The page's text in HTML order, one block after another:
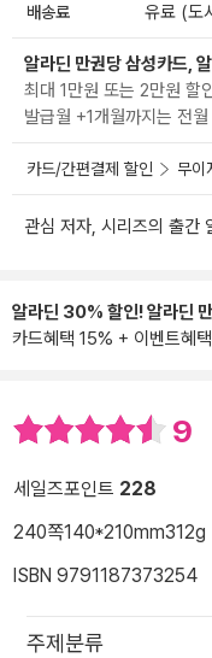
배송료 유료 (도
알라딘 만권당 삼성카드,
최대 1만원 또는 2만원
발급월 +1개월까지는 전
카드/간편결제 할인 무이
관심 저자, 시리즈의 출간
알라딘 30% 할인! 알라딘
카드혜택 15% + 이벤트혜
9
세일즈포인트 228
240쪽140*210mm312g
ISBN 9791187373254
주제분류